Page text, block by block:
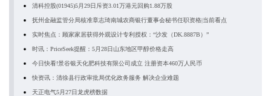
清科控股(01945)5月29日斥资3.01万港元回购1.88万股
抚州金融监管分局核准章志琦南城农商银行董事会秘书任职资格|当前看点
实时焦点：顾家家居获得外观设计专利授权：“沙发（DK.8887B）”
时讯：PriceSeek提醒：5月28日山东地区甲醇价格走高
今日快看!景谷银天化肥科技有限公司成立 注册资本460万人民币
快资讯：清徐县行政审批局优化政务服务 解决企业难题
天正电气5月27日龙虎榜数据